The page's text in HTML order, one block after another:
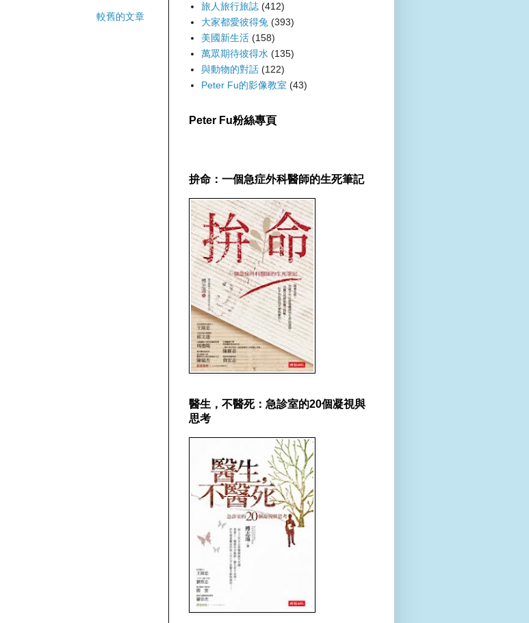
較舊的文章
旅人旅行旅誌 (412)
大家都愛彼得兔 (393)
美國新生活 (158)
萬眾期待彼得水 (135)
與動物的對話 (122)
Peter Fu的影像教室 (43)
Peter Fu粉絲專頁
拚命：一個急症外科醫師的生死筆記
醫生，不醫死：急診室的20個凝視與
思考